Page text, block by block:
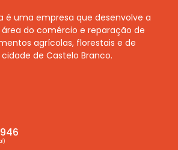
é uma empresa que desenvolve a
do comércio e reparação de
agrícolas, florestais e de
de Castelo Branco.